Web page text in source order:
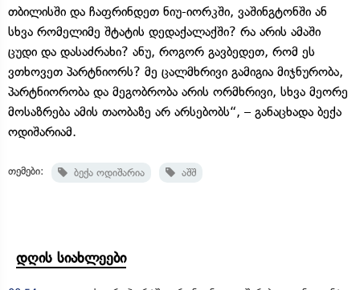
თბილისში და ჩაფრინდეთ ნიუ-იორკში, ვაშინგტონში ან
სხვა რომელიმე შტატის დედაქალაქში? რა არის ამაში
ცუდი და დასაძრახი? ანუ, როგორ გავბედეთ, რომ ეს
ვთხოვეთ პარტნიორს? მე ცალმხრივი გამიგია მიჯნურობა,
პარტნიორობა და მეგობრობა არის ორმხრივი, სხვა მეორე
მოსაზრება ამის თაობაზე არ არსებობს“, – განაცხადა ბექა
ოდიშარიამ.
თემები: ბექა ოდიშარია აშშ
დღის სიახლეები